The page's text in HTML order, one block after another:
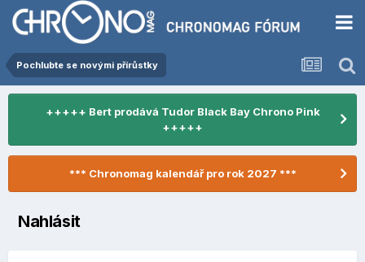
Pochlubte se novými přírůstky
+++++ Bert prodává Tudor Black Bay Chrono Pink
+++++
*** Chronomag kalendář pro rok 2027 ***
Nahlásit